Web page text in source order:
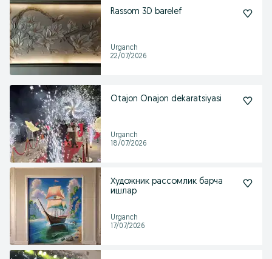
Rassom 3D barelef
Urganch
22/07/2026
Otajon Onajon dekaratsiyasi
Urganch
18/07/2026
Художник рассомлик барча
ишлар
Urganch
17/07/2026